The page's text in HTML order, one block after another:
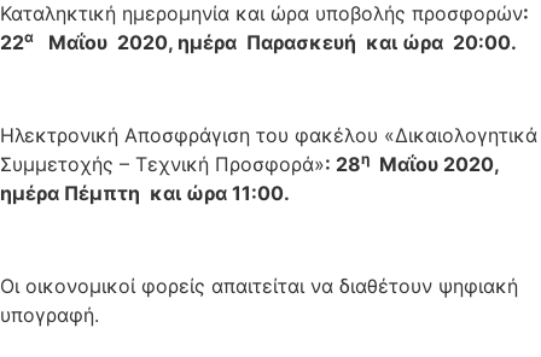
Καταληκτική ημερομηνία και ώρα υποβολής προσφορών:
22α Μαΐου 2020, ημέρα Παρασκευή και ώρα 20:00.
Ηλεκτρονική Αποσφράγιση του φακέλου «Δικαιολογητικά
Συμμετοχής – Τεχνική Προσφορά»: 28η Μαΐου 2020,
ημέρα Πέμπτη και ώρα 11:00.
Οι οικονομικοί φορείς απαιτείται να διαθέτουν ψηφιακή
υπογραφή.